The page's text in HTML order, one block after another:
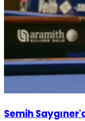
Semih